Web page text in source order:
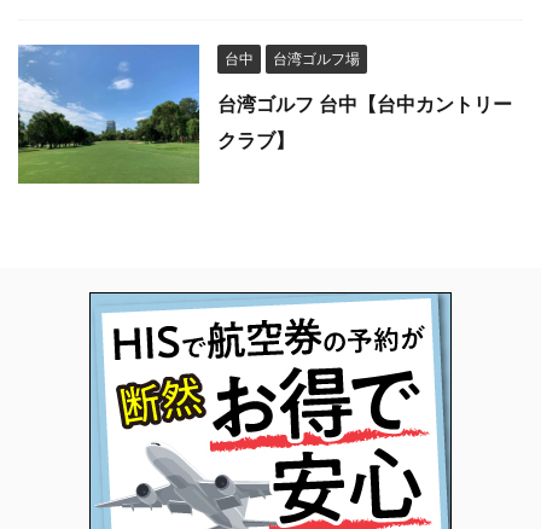
台中 台湾ゴルフ場
台湾ゴルフ 台中【台中カントリー
クラブ】